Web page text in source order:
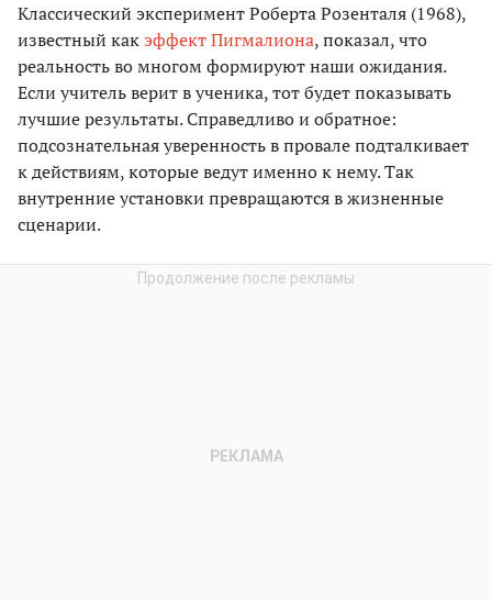
Классический эксперимент Роберта Розенталя (1968),
известный какэффект Пигмалиона, показал, что
реальность во многом формируют наши ожидания.
Если учитель верит в ученика, тот будет показывать
лучшие результаты. Справедливо и обратное:
подсознательная уверенность в провале подталкивает
к действиям, которые ведут именно к нему. Так
внутренние установки превращаются в жизненные
сценарии.